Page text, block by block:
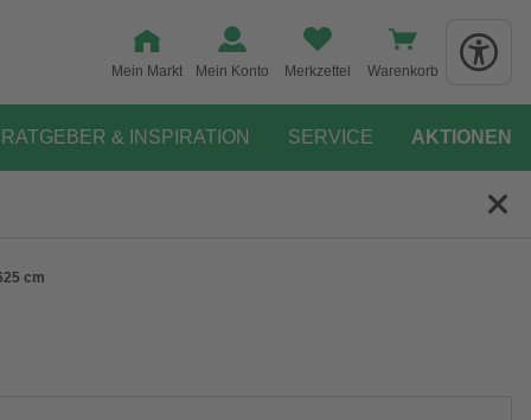
Mein Markt Mein Konto Merkzettel Warenkorb
RATGEBER & INSPIRATION SERVICE AKTIONEN
cm